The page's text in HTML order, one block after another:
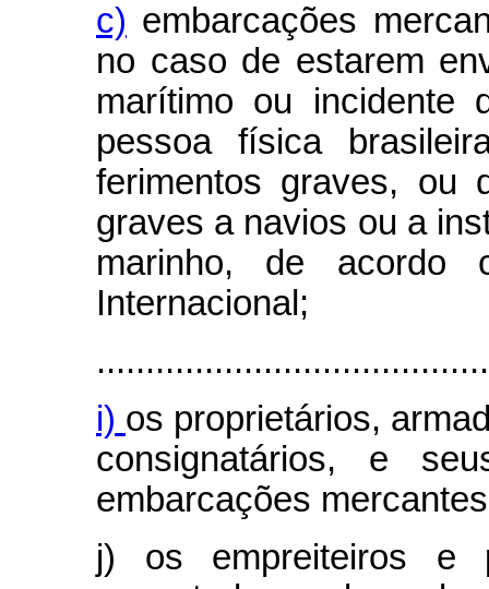
c) embarcações
no caso de estarem
marítimo ou incidente
pessoa física
ferimentos graves, ou
graves a navios ou a
marinho, de acordo
Internacional;
i) os proprietários,
consignatários, e
embarcações
j) os empreiteiros e